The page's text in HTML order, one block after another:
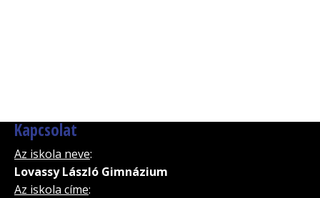
Kapcsolat
Az iskola neve:
Lovassy László Gimnázium
Az iskola címe: